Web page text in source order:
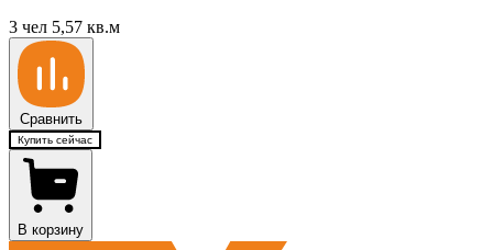
3 чел 5,57 кв.м
Сравнить
Купить сейчас
В корзину